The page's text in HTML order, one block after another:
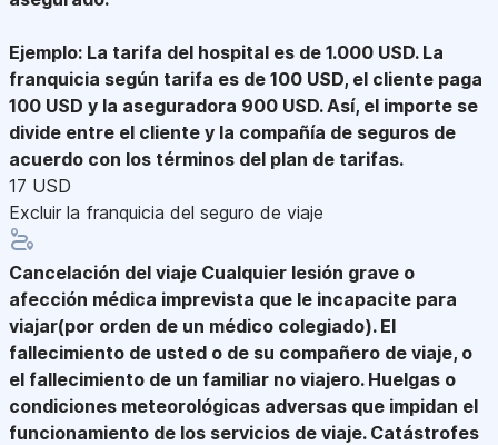
Ejemplo: La tarifa del hospital es de 1.000 USD. La
franquicia según tarifa es de 100 USD, el cliente paga
100 USD y la aseguradora 900 USD. Así, el importe se
divide entre el cliente y la compañía de seguros de
acuerdo con los términos del plan de tarifas.
17 USD
Excluir la franquicia del seguro de viaje
Cancelación del viaje Cualquier lesión grave o
afección médica imprevista que le incapacite para
viajar(por orden de un médico colegiado). El
fallecimiento de usted o de su compañero de viaje, o
el fallecimiento de un familiar no viajero. Huelgas o
condiciones meteorológicas adversas que impidan el
funcionamiento de los servicios de viaje. Catástrofes